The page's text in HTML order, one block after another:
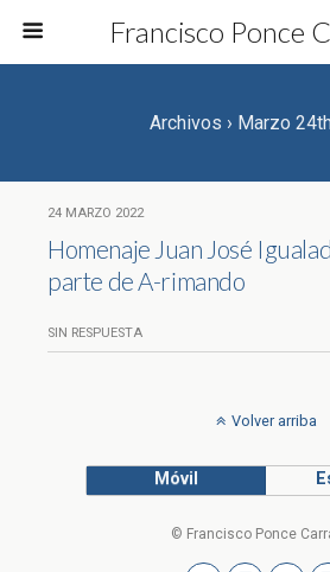
Francisco Ponce
Archivos › Marzo
24 MARZO 2022
Homenaje Juan José
parte de A-rimando
SIN RESPUESTA
Volver arriba
Móvil
© Francisco Ponce